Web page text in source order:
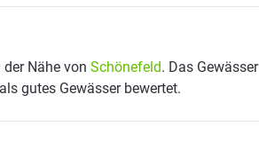
Nähe von Schönefeld. Das Gewässer
gutes Gewässer bewertet.